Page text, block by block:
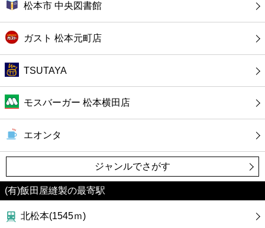
松本市 中央図書館
ガスト 松本元町店
TSUTAYA
モスバーガー 松本横田店
エオンタ
ジャンルでさがす
(有)飯田屋縫製の最寄駅
北松本(1545ｍ)